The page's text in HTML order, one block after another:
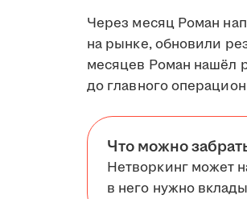
Через месяц Роман
на рынке, обновили
месяцев Роман нашёл
до главного
Что можно
Нетворкинг может
в него нужно